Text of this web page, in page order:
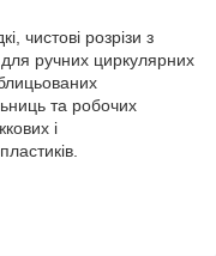
чистові розрізи з
ручних циркулярних
та робочих
і